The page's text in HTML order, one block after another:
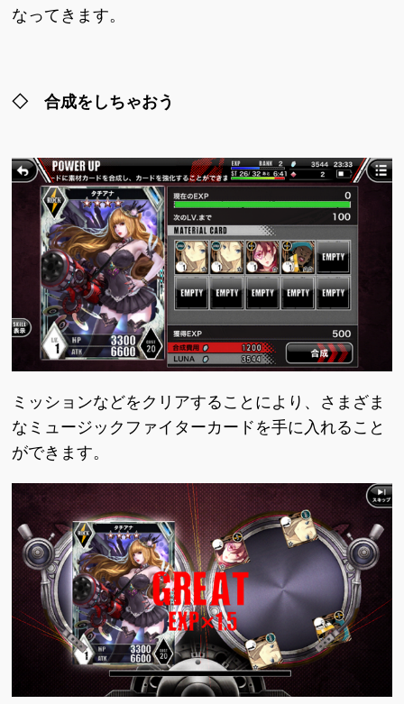
なってきます。
◇ 合成をしちゃおう
ミッションなどをクリアすることにより、さまざま
なミュージックファイターカードを手に入れること
ができます。